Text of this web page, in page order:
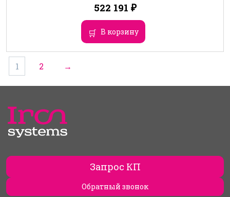
522 191 ₽
В корзину
1 2 →
Запрос КП
Обратный звонок